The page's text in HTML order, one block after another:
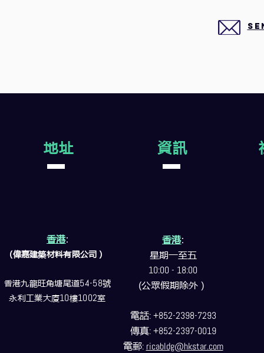
地址
香港:
(偉嘉建築材料有限公司）
香港九龍旺角塘尾道54-58號
永利工業大廈10樓1002室
資訊
香港:
星期一至五
10:00 - 18:00
(公眾假期除外）
電話: +852-2398-7293
傳真: +852-2397-0019
電郵: ricabldg@hkstar.com